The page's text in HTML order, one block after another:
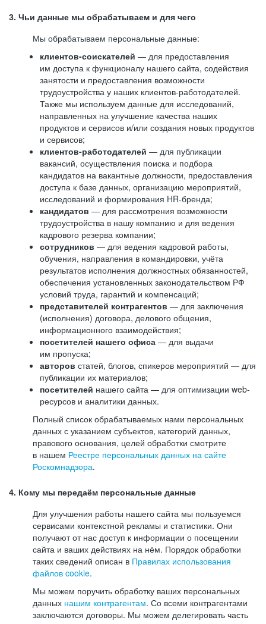
3. Чьи данные мы обрабатываем и для чего
Мы обрабатываем персональные данные:
клиентов-соискателей — для предоставления
им доступа к функционалу нашего сайта, содействия
занятости и предоставления возможности
трудоустройства у наших клиентов-работодателей.
Также мы используем данные для исследований,
направленных на улучшение качества наших
продуктов и сервисов и/или создания новых продуктов
и сервисов;
клиентов-работодателей — для публикации
вакансий, осуществления поиска и подбора
кандидатов на вакантные должности, предоставления
доступа к базе данных, организацию мероприятий,
исследований и формирования HR-бренда;
кандидатов — для рассмотрения возможности
трудоустройства в нашу компанию и для ведения
кадрового резерва компании;
сотрудников — для ведения кадровой работы,
обучения, направления в командировки, учёта
результатов исполнения должностных обязанностей,
обеспечения установленных законодательством РФ
условий труда, гарантий и компенсаций;
представителей контрагентов — для заключения
(исполнения) договора, делового общения,
информационного взаимодействия;
посетителей нашего офиса — для выдачи
им пропуска;
авторов статей, блогов, спикеров мероприятий — для
публикации их материалов;
посетителей нашего сайта — для оптимизации web-
ресурсов и аналитики данных.
Полный список обрабатываемых нами персональных
данных с указанием субъектов, категорий данных,
правового основания, целей обработки смотрите
в нашем Реестре персональных данных на сайте
Роскомнадзора.
4. Кому мы передаём персональные данные
Для улучшения работы нашего сайта мы пользуемся
сервисами контекстной рекламы и статистики. Они
получают от нас доступ к информации о посещении
сайта и ваших действиях на нём. Порядок обработки
таких сведений описан в Правилах использования
файлов cookie.
Мы можем поручить обработку ваших персональных
данных нашим контрагентам. Со всеми контрагентами
заключаются договоры. Мы можем делегировать часть